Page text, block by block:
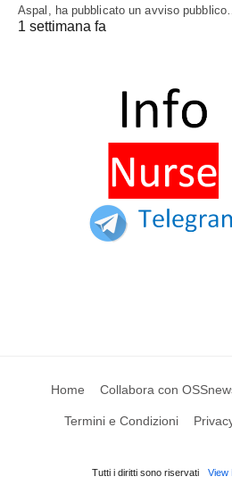
Aspal, ha pubblicato un avviso pubblico…
1 settimana fa
Home Collabora con
Termini e Condizioni
Tutti i diritti sono riservati View